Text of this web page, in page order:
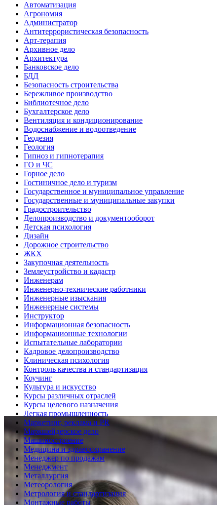
Автоматизация
Агрономия
Администратор
Антитеррористическая безопасность
Арт-терапия
Архивное дело
Архитектура
Банковское дело
БДД
Безопасность строительства
Бережливое производство
Библиотечное дело
Бухгалтерское дело
Вентиляция и кондиционирование
Водоснабжение и водоотведение
Геодезия
Геология
Гипноз и гипнотерапия
ГО и ЧС
Горное дело
Гостиничное дело и туризм
Государственное и муниципальное управление
Государственные и муниципальные закупки
Градостроительство
Делопроизводство и документооборот
Детская психология
Дизайн
Дорожное строительство
ЖКХ
Закупочная деятельность
Землеустройство и кадастр
Инженерам
Инженерно-технические работники
Инженерные изыскания
Инженерные системы
Инструктор
Информационная безопасность
Информационные технологии
Испытательные лаборатории
Кадровое делопроизводство
Клиническая психология
Контроль качества и стандартизация
Коучинг
Культура и искусство
Курсы различных отраслей
Курсы целевого назначения
Легкая промышленность
Маркетинг, реклама и PR
Маркшейдерское дело
Машиностроение
Медицина и здравоохранение
Менеджер по продажам
Менеджмент
Металлургия
Метеорология
Метрология и стандартизация
Монтажные работы